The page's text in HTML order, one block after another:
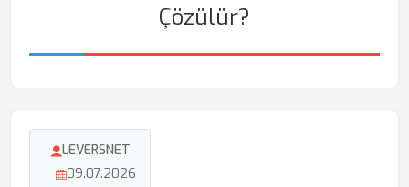
Çözülür?
LEVERSNET
09.07.2026